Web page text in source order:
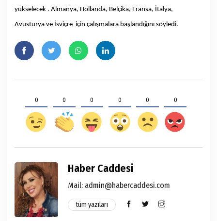
yükselecek . Almanya, Hollanda, Belçika, Fransa, İtalya,
Avusturya ve İsviçre için çalışmalara başlandığını söyledi.
0 0 0 0 0 0
Haber Caddesi
Mail: admin@habercaddesi.com
tüm yazıları